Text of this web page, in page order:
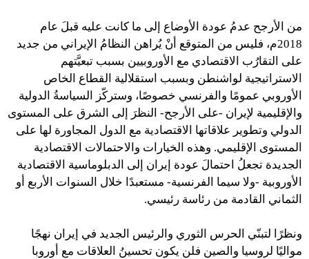
من الأرجح عدمُ عودة الأوضاع إلى ما كانت عليه قبلَ عام
2018م، فليس من المتوقع أنْ يُراهن النظامُ الإيراني من جديد
على التقارُب الاقتصادي مع الأوروبيين بسبب تبعيَّتهم
الاستراتيجية لواشنطن وبسبب استقلالية القطاع الخاص
الأوروبي عمومًا والفرنسي خصوصًا، وستركّز السياسةُ الدولية
والإقليمية لإيران -على الأرجح- النظرَ إلى الشرق على المستوى
الدولي وتطوير علاقاتها الاقتصادية مع الدول المجاورة لها على
المستوى الإقليمي. وهذه الخيارات والاحتمالات الاقتصادية
الجديدة تجعلُ احتمالَ عودة إيران إلى الدبلوماسية الاقتصادية
الأوروبية -ولا سيما الفرنسية- مستعبدًا خلال السنوات الأربع أو
الثماني القادمة من رئاسة رئيسي.
ونظرًا لتبنّي الحرس الثوري والرئيس الجديد في إيران نهجًا
مواليًا لروسيا والصين فلن يكون تحسينُ العلاقات مع أوروبا